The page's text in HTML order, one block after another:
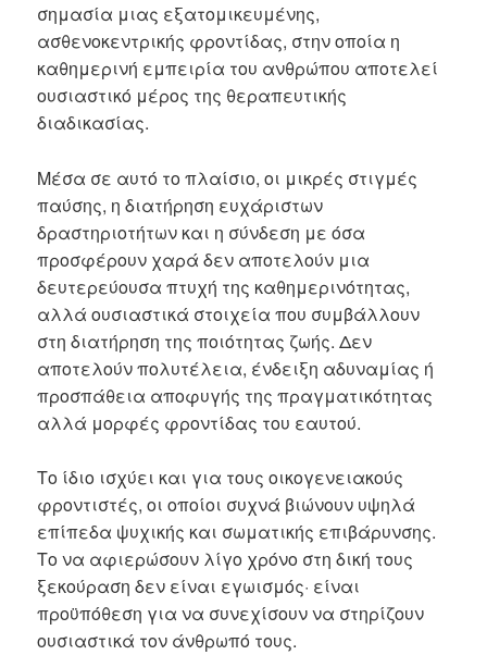
σημασία μιας εξατομικευμένης,
ασθενοκεντρικής φροντίδας, στην οποία η
καθημερινή εμπειρία του ανθρώπου αποτελεί
ουσιαστικό μέρος της θεραπευτικής
διαδικασίας.
Μέσα σε αυτό το πλαίσιο, οι μικρές στιγμές
παύσης, η διατήρηση ευχάριστων
δραστηριοτήτων και η σύνδεση με όσα
προσφέρουν χαρά δεν αποτελούν μια
δευτερεύουσα πτυχή της καθημερινότητας,
αλλά ουσιαστικά στοιχεία που συμβάλλουν
στη διατήρηση της ποιότητας ζωής. Δεν
αποτελούν πολυτέλεια, ένδειξη αδυναμίας ή
προσπάθεια αποφυγής της πραγματικότητας
αλλά μορφές φροντίδας του εαυτού.
Το ίδιο ισχύει και για τους οικογενειακούς
φροντιστές, οι οποίοι συχνά βιώνουν υψηλά
επίπεδα ψυχικής και σωματικής επιβάρυνσης.
Το να αφιερώσουν λίγο χρόνο στη δική τους
ξεκούραση δεν είναι εγωισμός· είναι
προϋπόθεση για να συνεχίσουν να στηρίζουν
ουσιαστικά τον άνθρωπό τους.